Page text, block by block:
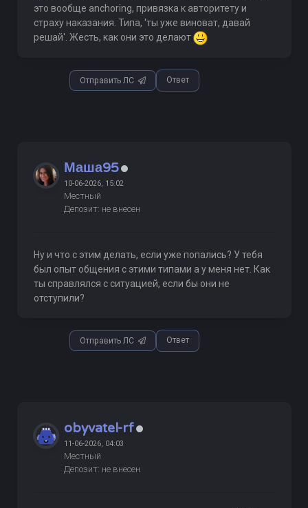
это вообще anchoring, привязка к авторитету и
страху наказания. Типа, 'ты уже виноват, давай
решай'. Жесть, как они это делают
Отправить ЛС Ответ
Маша95
10-06-2026, 15:02
Местный
Депозит: не внесен
Ну и что с этим делать, если уже попались? У тебя
был опыт общения с этими типами а у меня нет. Как
ты справлялся с ситуацией, если бы они не
отступили?
Отправить ЛС Ответ
obyvatel-rf
11-06-2026, 04:03
Местный
Депозит: не внесен